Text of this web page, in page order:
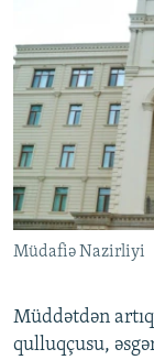
Müdafiə Nazirliyi
Müddətdən
qulluqçusu,